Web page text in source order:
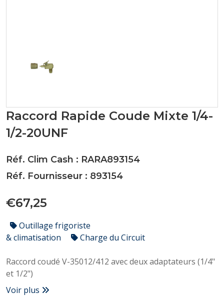
Raccord Rapide Coude Mixte 1/4-
1/2-20UNF
Réf. Clim Cash : RARA893154
Réf. Fournisseur : 893154
€67,25
Outillage frigoriste
& climatisation
Charge du Circuit
Raccord coudé V-35012/412 avec deux adaptateurs (1/4"
et 1/2")
Voir plus